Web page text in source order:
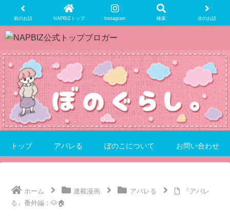
前のお話 NAPBIZトップ Instagram 検索 次のお話
トップ アパレる ぼのこについて お問い合わせ
ホーム 連載漫画 アパレる
『アパレ
る』番外編：🐶🏠